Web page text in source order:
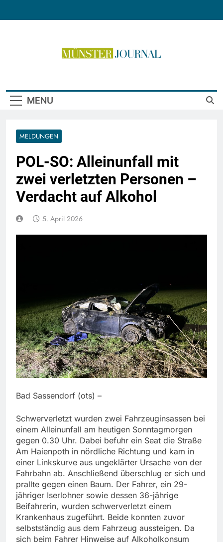
MENU
MELDUNGEN
POL-SO: Alleinunfall mit
zwei verletzten Personen –
Verdacht auf Alkohol
5. April 2026
Bad Sassendorf (ots) –
Schwerverletzt wurden zwei Fahrzeuginsassen bei
einem Alleinunfall am heutigen Sonntagmorgen
gegen 0.30 Uhr. Dabei befuhr ein Seat die Straße
Am Haienpoth in nördliche Richtung und kam in
einer Linkskurve aus ungeklärter Ursache von der
Fahrbahn ab. Anschließend überschlug er sich und
prallte gegen einen Baum. Der Fahrer, ein 29-
jähriger Iserlohner sowie dessen 36-jährige
Beifahrerin, wurden schwerverletzt einem
Krankenhaus zugeführt. Beide konnten zuvor
selbstständig aus dem Fahrzeug aussteigen. Da
sich beim Fahrer Hinweise auf Alkoholkonsum